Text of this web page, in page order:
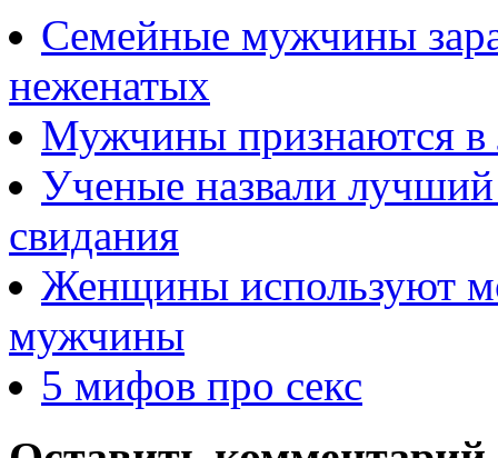
Семейные мужчины
неженатых
Мужчины признаются
Ученые назвали лучший
свидания
Женщины используют
мужчины
5 мифов про секс